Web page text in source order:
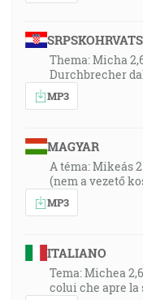
Thema: Micha
Durchbrecher
MP3
MAGYAR
A téma: Mikeás
(nem a vezető
MP3
ITALIANO
Tema: Michea
colui che apre la